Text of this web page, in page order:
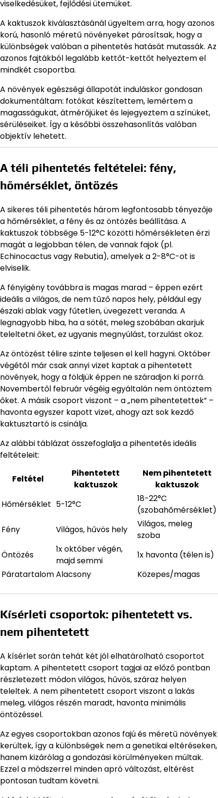
viselkedésüket, fejlődési ütemüket.
A kaktuszok kiválasztásánál ügyeltem arra, hogy azonos
korú, hasonló méretű növényeket párosítsak, hogy a
különbségek valóban a pihentetés hatását mutassák. Az
azonos fajtákból legalább kettőt-kettőt helyeztem el
mindkét csoportba.
A növények egészségi állapotát induláskor gondosan
dokumentáltam: fotókat készítettem, lemértem a
magasságukat, átmérőjüket és lejegyeztem a színüket,
sérüléseiket. Így a későbbi összehasonlítás valóban
objektív lehetett.
A téli pihentetés feltételei: fény,
hőmérséklet, öntözés
A sikeres téli pihentetés három legfontosabb tényezője
a hőmérséklet, a fény és az öntözés beállítása. A
kaktuszok többsége 5-12°C közötti hőmérsékleten érzi
magát a legjobban télen, de vannak fajok (pl.
Echinocactus vagy Rebutia), amelyek a 2-8°C-ot is
elviselik.
A fényigény továbbra is magas marad – éppen ezért
ideális a világos, de nem tűző napos hely, például egy
északi ablak vagy fűtetlen, üvegezett veranda. A
legnagyobb hiba, ha a sötét, meleg szobában akarjuk
teleltetni őket, ez ugyanis megnyúlást, torzulást okoz.
Az öntözést télire szinte teljesen el kell hagyni. Október
végétől már csak annyi vizet kaptak a pihentetett
növények, hogy a földjük éppen ne száradjon ki porrá.
Novembertől február végéig egyáltalán nem öntöztem
őket. A másik csoport viszont – a „nem pihentetettek” –
havonta egyszer kapott vizet, ahogy azt sok kezdő
kaktusztartó is csinálja.
Az alábbi táblázat összefoglalja a pihentetés ideális
feltételeit:
Feltétel
Pihentetett
kaktuszok
Nem pihentetett
kaktuszok
Hőmérséklet 5-12°C
18-22°C
(szobahőmérséklet)
Fény
Világos, hűvös hely
Világos, meleg
szoba
Öntözés
1x október végén,
majd semmi
1x havonta (télen is)
PáratartalomAlacsony Közepes/magas
Kísérleti csoportok: pihentetett vs.
nem pihentetett
A kísérlet során tehát két jól elhatárolható csoportot
kaptam. A pihentetett csoport tagjai az előző pontban
részletezett módon világos, hűvös, száraz helyen
teleltek. A nem pihentetett csoport viszont a lakás
meleg, világos részén maradt, havonta minimális
öntözéssel.
Az egyes csoportokban azonos fajú és méretű növények
kerültek, így a különbségek nem a genetikai eltéréseken,
hanem kizárólag a gondozási körülményeken múltak.
Ezzel a módszerrel minden apró változást, eltérést
pontosan tudtam követni.